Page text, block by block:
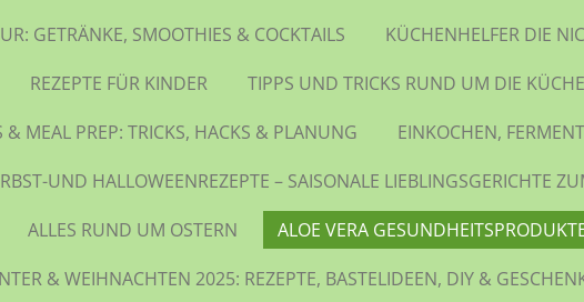
GETRÄNKE, SMOOTHIES & COCKTAILS
KÜCHENHELFER DIE
REZEPTE FÜR KINDER
TIPPS UND TRICKS RUND UM DIE KÜCHE
& MEAL PREP: TRICKS, HACKS & PLANUNG
EINKOCHEN,
UND HALLOWEENREZEPTE – SAISONALE LIEBLINGSGERICHTE
ALLES RUND UM OSTERN
ALOE VERA
& WEIHNACHTEN 2025: REZEPTE, BASTELIDEEN, DIY &